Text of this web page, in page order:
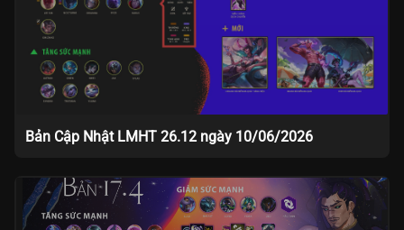
Bản Cập Nhật LMHT 26.12 ngày 10/06/2026